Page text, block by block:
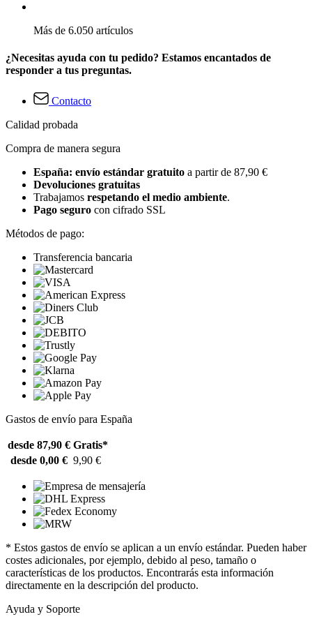
Más de 6.050 artículos
¿Necesitas ayuda con tu pedido? Estamos encantados de
responder a tus preguntas.
Contacto
Calidad probada
Compra de manera segura
España: envío estándar gratuito a partir de 87,90 €
Devoluciones gratuitas
Trabajamos respetando el medio ambiente.
Pago seguro con cifrado SSL
Métodos de pago:
Transferencia bancaria
Gastos de envío para España
desde 87,90 € Gratis*
desde 0,00 € 9,90 €
* Estos gastos de envío se aplican a un envío estándar. Pueden haber
costes adicionales, por ejemplo, debido al peso, tamaño o
características de los productos. Encontrarás esta información
directamente en la descripción del producto.
Ayuda y Soporte